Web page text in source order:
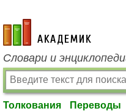
academic.ru
Словари и
Толкования Переводы